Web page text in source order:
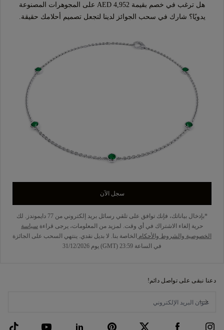
هل ترغب في خصم بقيمة AED 4,952 على المجوهرات المصنوعة
يدويًا؟ شارك في سحب الجوائز لدينا لتجعل تصميم أحلامك حقيقة.
سجل الآن
*بإدخال بياناتك، فإنك توافق على تلقي رسائل بريد إلكتروني من 77 دايموندز. لك
حرية إلغاء الاشتراك في أي وقت. لمزيد من المعلومات، يرجى قراءة سياسة
الخصوصية والشروط والأحكام الخاصة بنا. لا بديل نقدي. ينتهي السحب على الجائزة
في الساعة 23:59 (GMT) يوم 31/12/2026
دعنا نبقى على تواصل دائم!